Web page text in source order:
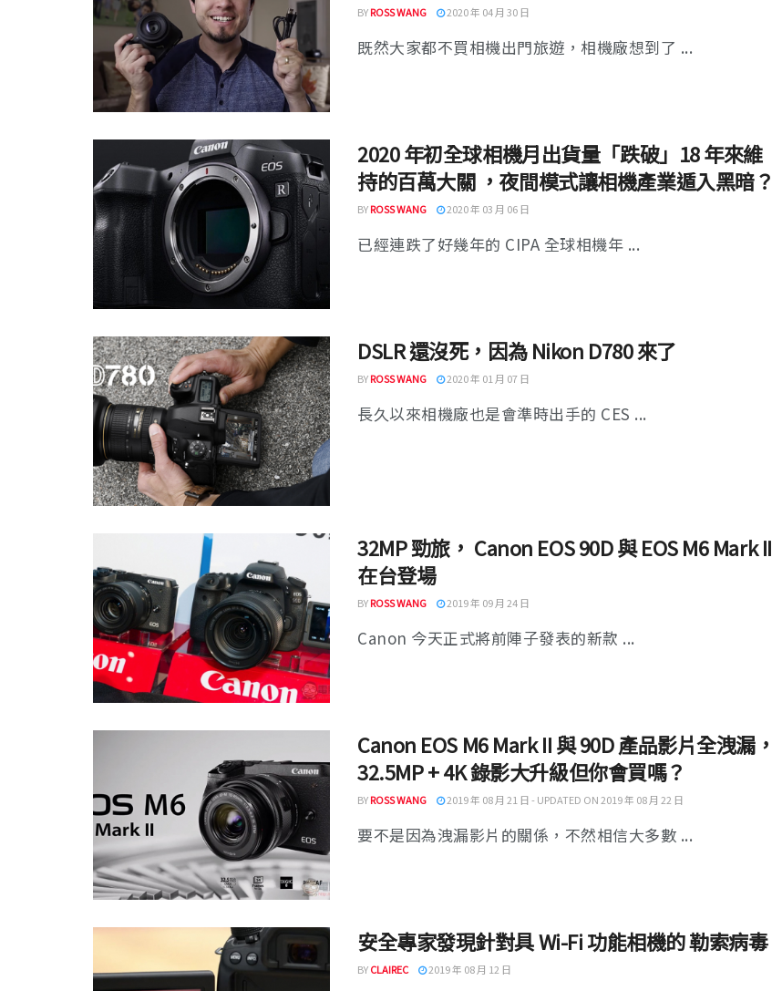
BYROSS WANG 2020 年 04 月 30 日
既然大家都不買相機出門旅遊，相機廠想到了 ...
2020 年初全球相機月出貨量「跌破」18 年來維
持的百萬大關 ，夜間模式讓相機產業遁入黑暗？
BYROSS WANG 2020 年 03 月 06 日
已經連跌了好幾年的 CIPA 全球相機年 ...
DSLR 還沒死，因為 Nikon D780 來了
BYROSS WANG 2020 年 01 月 07 日
長久以來相機廠也是會準時出手的 CES ...
32MP 勁旅， Canon EOS 90D 與 EOS M6 Mark II
在台登場
BYROSS WANG 2019 年 09 月 24 日
Canon 今天正式將前陣子發表的新款 ...
Canon EOS M6 Mark II 與 90D 產品影片全洩漏，
32.5MP + 4K 錄影大升級但你會買嗎？
BYROSS WANG 2019 年 08 月 21 日 - UPDATED ON 2019 年 08 月 22 日
要不是因為洩漏影片的關係，不然相信大多數 ...
安全專家發現針對具 Wi-Fi 功能相機的 勒索病毒
BYCLAIREC 2019 年 08 月 12 日